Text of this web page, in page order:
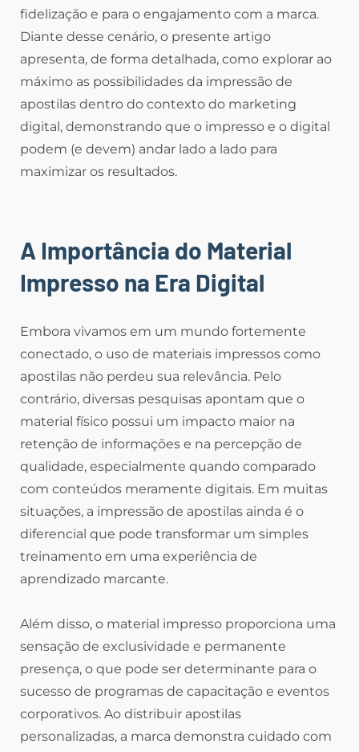
fidelização e para o engajamento com a marca.
Diante desse cenário, o presente artigo
apresenta, de forma detalhada, como explorar ao
máximo as possibilidades da impressão de
apostilas dentro do contexto do marketing
digital, demonstrando que o impresso e o digital
podem (e devem) andar lado a lado para
maximizar os resultados.
A Importância do Material
Impresso na Era Digital
Embora vivamos em um mundo fortemente
conectado, o uso de materiais impressos como
apostilas não perdeu sua relevância. Pelo
contrário, diversas pesquisas apontam que o
material físico possui um impacto maior na
retenção de informações e na percepção de
qualidade, especialmente quando comparado
com conteúdos meramente digitais. Em muitas
situações, a impressão de apostilas ainda é o
diferencial que pode transformar um simples
treinamento em uma experiência de
aprendizado marcante.
Além disso, o material impresso proporciona uma
sensação de exclusividade e permanente
presença, o que pode ser determinante para o
sucesso de programas de capacitação e eventos
corporativos. Ao distribuir apostilas
personalizadas, a marca demonstra cuidado com